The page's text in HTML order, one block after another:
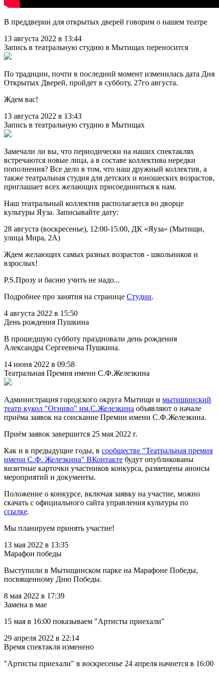
В преддверии для открытых дверей говорим о нашем театре
13 августа 2022 в 13:44
Запись в театральную студию в Мытищах переносится
По традиции, почти в последний момент изменилась дата Дня
Открытых Дверей, пройдет в субботу, 27го августа.
Ждем вас!
13 августа 2022 в 13:43
Запись в театральную студию в Мытищах
Замечали ли вы, что периодически на наших спектаклях
встречаются новые лица, а в составе коллектива нередки
пополнения? Все дело в том, что наш дружный коллектив, а
также театральная студия для детских и юношеских возрастов,
приглашает всех желающих присоединиться к нам.
Наш театральный коллектив располагается во дворце
культуры Яуза. Записывайте дату:
28 августа (воскресенье), 12:00-15:00, ДК «Яуза» (Мытищи,
улица Мира, 2А)
Ждем желающих самых разных возрастов - школьников и
взрослых!
P.S.Прозу и басню учить не надо...
Подробнее про занятия на странице Студии.
4 августа 2022 в 15:50
День рождения Пушкина
В прошедшую субботу праздновали день рождения
Александра Сергеевича Пушкина.
14 июня 2022 в 09:58
Театральная Премия имени С.Ф.Железкина
Администрация городского округа Мытищи и мытищинский
театр кукол "Огниво" им.С.Железкина объявляют о начале
приёма заявок на соискание Премии имени С.Ф.Железкина.
Приём заявок завершится 25 мая 2022 г.
Как и в предыдущие годы, в сообществе "Театральная премия
имени С.Ф. Железкина" ВКонтакте будут опубликованы
визитные карточки участников конкурса, размещены анонсы
мероприятий и документы.
Положение о конкурсе, включая заявку на участие, можно
скачать с официального сайта управления культуры по
ссылке.
Мы планируем принять участие!
13 мая 2022 в 13:35
Марафон победы
Выступили в Мытищинском парке на Марафоне Победы,
посвященному Дню Победы.
8 мая 2022 в 17:39
Замена в мае
15 мая в 16:00 показываем "Артисты приехали"
29 апреля 2022 в 22:14
Время спектакля изменено
"Артисты приехали" в воскресенье 24 апреля начнется в 16:00